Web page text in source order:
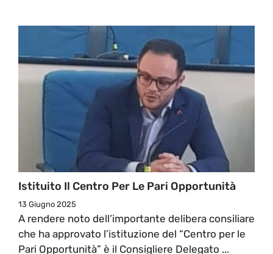
Istituito Il Centro Per Le Pari Opportunità
13 Giugno 2025
A rendere noto dell’importante delibera consiliare
che ha approvato l’istituzione del “Centro per le
Pari Opportunità” è il Consigliere Delegato ...